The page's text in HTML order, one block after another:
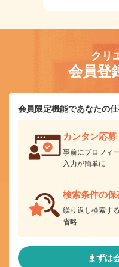
クリ
会員登
会員限定機能であなたの
カンタン応募
事前にプロフィ
入力が簡単に
検索条件の保
繰り返し検索す
省略
まずは